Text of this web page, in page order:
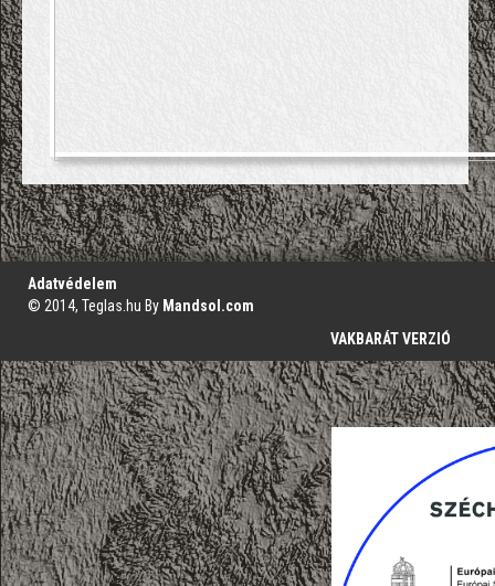
';
Adatvédelem
© 2014, Teglas.hu By Mandsol.com
VAKBARÁT VERZIÓ